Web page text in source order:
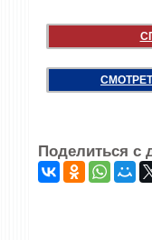
Поделиться с